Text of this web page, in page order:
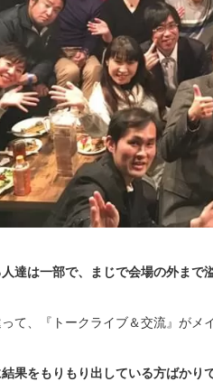
達は一部で、まじで会場の外まで
て、『トークライブ＆交流』がメ
果をもりもり出している方ばかりで